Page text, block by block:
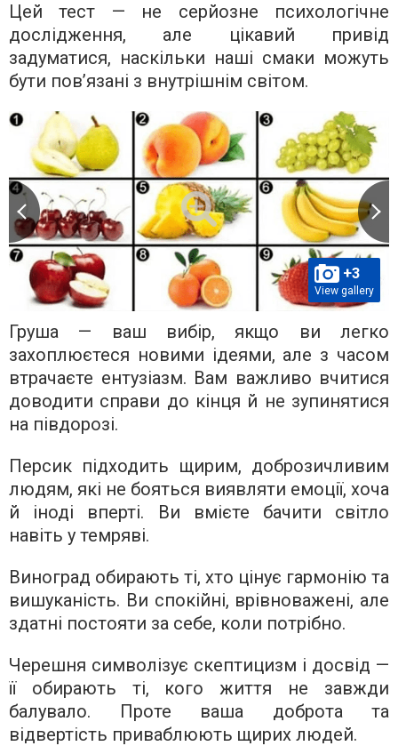
Цей тест — не серйозне психологічне
дослідження, але цікавий привід
задуматися, наскільки наші смаки можуть
бути пов’язані з внутрішнім світом.
+3
View gallery
Груша — ваш вибір, якщо ви легко
захоплюєтеся новими ідеями, але з часом
втрачаєте ентузіазм. Вам важливо вчитися
доводити справи до кінця й не зупинятися
на півдорозі.
Персик підходить щирим, доброзичливим
людям, які не бояться виявляти емоції, хоча
й іноді вперті. Ви вмієте бачити світло
навіть у темряві.
Виноград обирають ті, хто цінує гармонію та
вишуканість. Ви спокійні, врівноважені, але
здатні постояти за себе, коли потрібно.
Черешня символізує скептицизм і досвід —
її обирають ті, кого життя не завжди
балувало. Проте ваша доброта та
відвертість приваблюють щирих людей.